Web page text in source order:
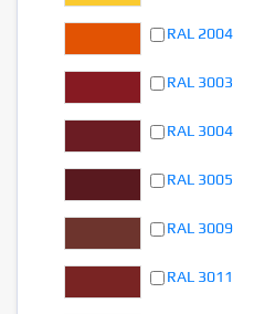
RAL 2004
RAL 3003
RAL 3004
RAL 3005
RAL 3009
RAL 3011